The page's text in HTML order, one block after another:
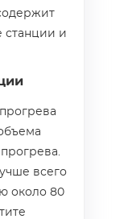
станции и
всего
около 80